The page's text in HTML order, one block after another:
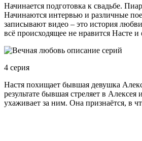
Начинается подготовка к свадьбе.
Начинаются интервью и различные
записывают видео – это история
всё происходящее не нравится Насте
4 серия
Настя похищает бывшая девушка
результате бывшая стреляет в
ухаживает за ним. Она признаётся, в